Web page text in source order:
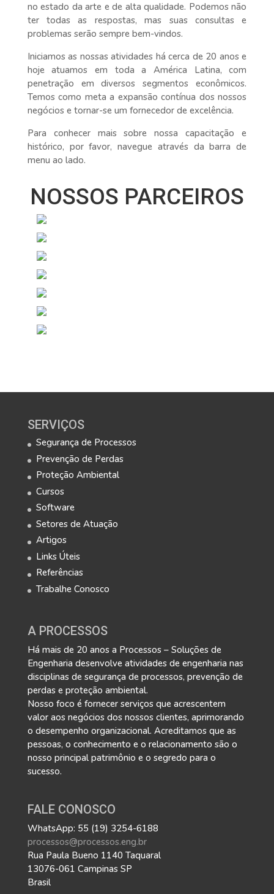
no estado da arte e de alta qualidade. Podemos não
ter todas as respostas, mas suas consultas e
problemas serão sempre bem-vindos.
Iniciamos as nossas atividades há cerca de 20 anos e
hoje atuamos em toda a América Latina, com
penetração em diversos segmentos econômicos.
Temos como meta a expansão contínua dos nossos
negócios e tornar-se um fornecedor de excelência.
Para conhecer mais sobre nossa capacitação e
histórico, por favor, navegue através da barra de
menu ao lado.
NOSSOS PARCEIROS
SERVIÇOS
Segurança de Processos
Prevenção de Perdas
Proteção Ambiental
Cursos
Software
Setores de Atuação
Artigos
Links Úteis
Referências
Trabalhe Conosco
A PROCESSOS
Há mais de 20 anos a Processos – Soluções de
Engenharia desenvolve atividades de engenharia nas
disciplinas de segurança de processos, prevenção de
perdas e proteção ambiental.
Nosso foco é fornecer serviços que acrescentem
valor aos negócios dos nossos clientes, aprimorando
o desempenho organizacional. Acreditamos que as
pessoas, o conhecimento e o relacionamento são o
nosso principal patrimônio e o segredo para o
sucesso.
FALE CONOSCO
WhatsApp: 55 (19) 3254-6188
processos@processos.eng.br
Rua Paula Bueno 1140 Taquaral
13076-061 Campinas SP
Brasil